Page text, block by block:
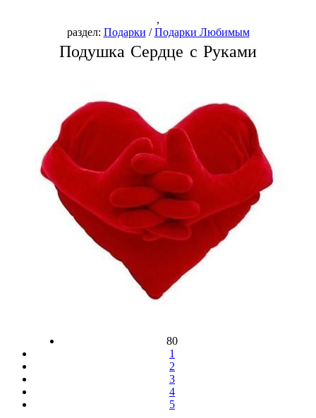
,
раздел: Подарки /Подарки Любимым
Подушка Сердце с Руками
80
1
2
3
4
5